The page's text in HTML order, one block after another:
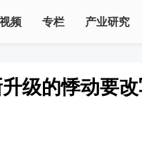
视频 专栏 产业研究
级的悸动要